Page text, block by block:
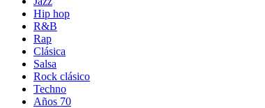
Hip hop
R&B
Rap
Clásica
Salsa
Rock clásico
Techno
Años 70